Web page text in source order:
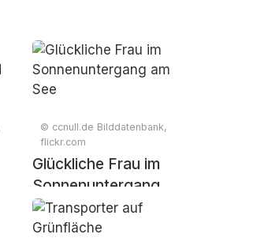
© ccnull.de Bilddatenbank,
flickr.com
Glückliche Frau im
Sonnenuntergang
am See